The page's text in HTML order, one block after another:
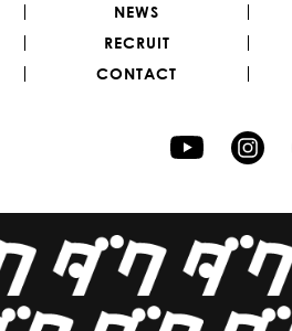
NEWS
RECRUIT
CONTACT